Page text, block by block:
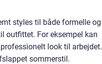
styles til både formelle og
outfittet. For eksempel kan
look til arbejdet.
sommerstil.